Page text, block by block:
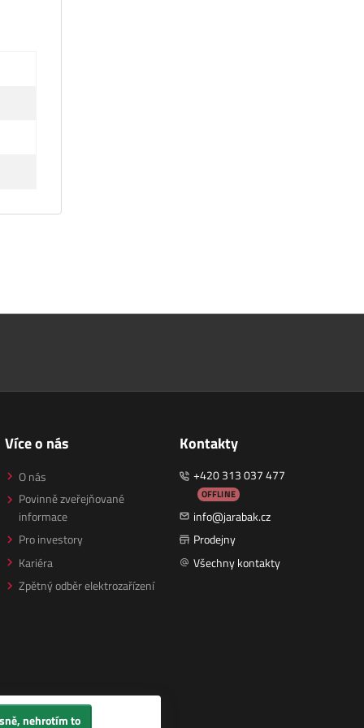
Více o nás
O nás
Povinně zveřejňované
informace
Pro investory
Kariéra
Zpětný odběr elektrozařízení
Kontakty
+420 313 037 477
OFFLINE
info@jarabak.cz
Prodejny
Všechny kontakty
nehrotím to